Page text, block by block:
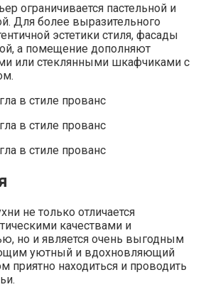
ограничивается пастельной и
Для более выразительного
эстетики стиля, фасады
а помещение дополняют
или стеклянными шкафчиками с
не только отличается
качествами и
но и является очень выгодным
уютный и вдохновляющий
приятно находиться и проводить